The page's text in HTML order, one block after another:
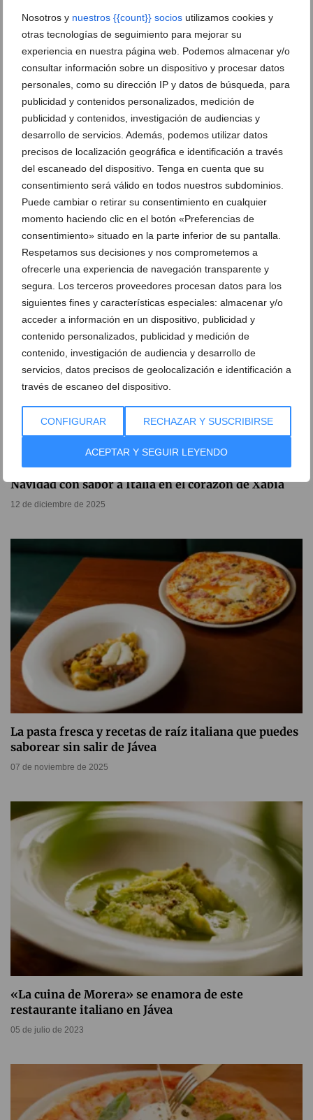
Nosotros y nuestros {{count}} socios utilizamos cookies y
otras tecnologías de seguimiento para mejorar su
experiencia en nuestra página web. Podemos almacenar y/o
consultar información sobre un dispositivo y procesar datos
personales, como su dirección IP y datos de búsqueda, para
publicidad y contenidos personalizados, medición de
publicidad y contenidos, investigación de audiencias y
desarrollo de servicios. Además, podemos utilizar datos
precisos de localización geográfica e identificación a través
del escaneado del dispositivo. Tenga en cuenta que su
consentimiento será válido en todos nuestros subdominios.
Puede cambiar o retirar su consentimiento en cualquier
momento haciendo clic en el botón «Preferencias de
consentimiento» situado en la parte inferior de su pantalla.
Respetamos sus decisiones y nos comprometemos a
ofrecerle una experiencia de navegación transparente y
segura. Los terceros proveedores procesan datos para los
siguientes fines y características especiales: almacenar y/o
acceder a información en un dispositivo, publicidad y
contenido personalizados, publicidad y medición de
contenido, investigación de audiencia y desarrollo de
servicios, datos precisos de geolocalización e identificación a
través de escaneo del dispositivo.
CONFIGURAR RECHAZAR Y SUSCRIBIRSE
ACEPTAR Y SEGUIR LEYENDO
Deja un comentario
Suscríbete a la newsletter
Canal de Whatsapp
Anúnciate en javea.com
Envía tu noticia
Clasificado en: Comercios y Servicios,Italianos / Pizzerías,
Restaurantes ,Cocina tradicional italiana, Conectar Italia y Xàbia
peso de la tradición
Restaurante Da Giulia
ARTÍCULOS RELACIONADOS
Navidad con sabor a Italia en el corazón de Xàbia
12 de diciembre de 2025
La pasta fresca y recetas de raíz italiana que puedes
saborear sin salir de Jávea
07 de noviembre de 2025
«La cuina de Morera» se enamora de este
restaurante italiano en Jávea
05 de julio de 2023